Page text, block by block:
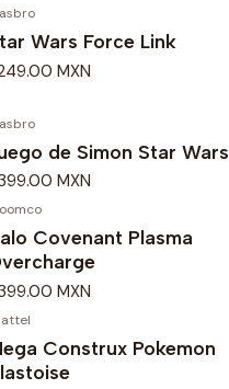
Wars Force Link
MXN
de Simon Star Wars
MXN
Covenant Plasma
MXN
Construx Pokemon